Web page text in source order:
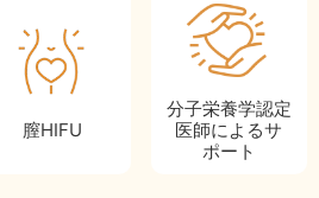
膣HIFU
分子栄養学認定
医師によるサ
ポート